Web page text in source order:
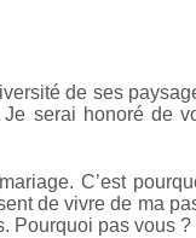
de ses
serai honoré de
C’est
de vivre de ma
Pourquoi pas vous ?